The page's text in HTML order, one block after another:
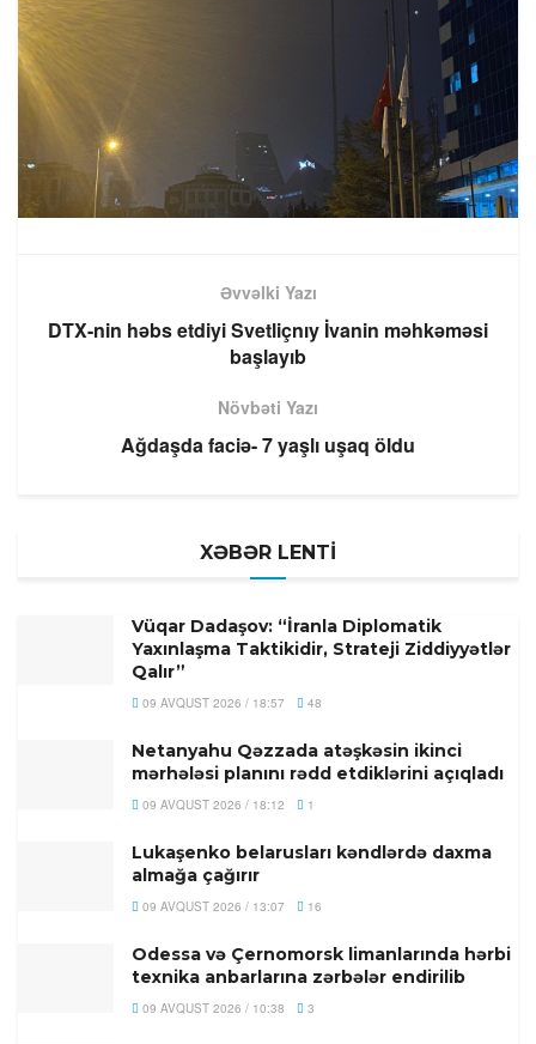
Əvvəlki Yazı
DTX-nin həbs etdiyi Svetliçnıy İvanin məhkəməsi
başlayıb
Növbəti Yazı
Ağdaşda faciə- 7 yaşlı uşaq öldu
XƏBƏR LENTİ
Vüqar Dadaşov: “İranla Diplomatik
Yaxınlaşma Taktikidir, Strateji Ziddiyyətlər
Qalır”
09 AVQUST 2026 / 18:57 48
Netanyahu Qəzzada atəşkəsin ikinci
mərhələsi planını rədd etdiklərini açıqladı
09 AVQUST 2026 / 18:12 1
Lukaşenko belarusları kəndlərdə daxma
almağa çağırır
09 AVQUST 2026 / 13:07 16
Odessa və Çernomorsk limanlarında hərbi
texnika anbarlarına zərbələr endirilib
09 AVQUST 2026 / 10:38 3